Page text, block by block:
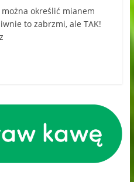
określić mianem
to zabrzmi, ale TAK!